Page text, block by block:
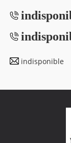
indisponible